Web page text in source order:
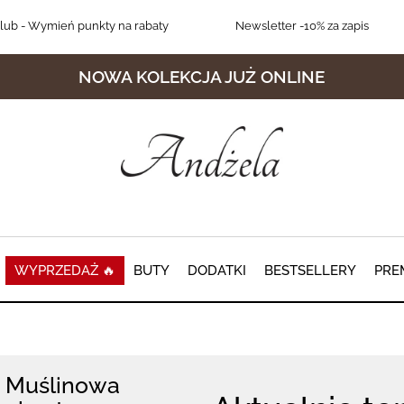
- Wymień punkty na rabaty Newsletter-10% za zapis
NOWA KOLEKCJA JUŻ ONLINE
WYPRZEDAŻ 🔥 BUTY DODATKI BESTSELLERY
Muślinowa